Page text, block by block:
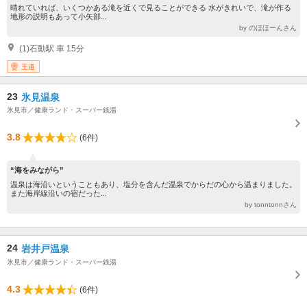
晴れていれば、いくつかある滝を近くで見ることができる 水がきれいで、滝が作る
地形の説明もあって小矢部...
by のほほーんさん
(1)石動駅 車 15分
王道
23 氷見温泉
氷見市／健康ランド・スーパー銭湯
3.8 (6件)
“海をみながら”
温泉は海沿いということもあり、塩分を含んだ温泉でからだの心から温まりました。
また海岸線沿いの宿だった...
by tonntonnさん
24 岩井戸温泉
氷見市／健康ランド・スーパー銭湯
4.3 (6件)